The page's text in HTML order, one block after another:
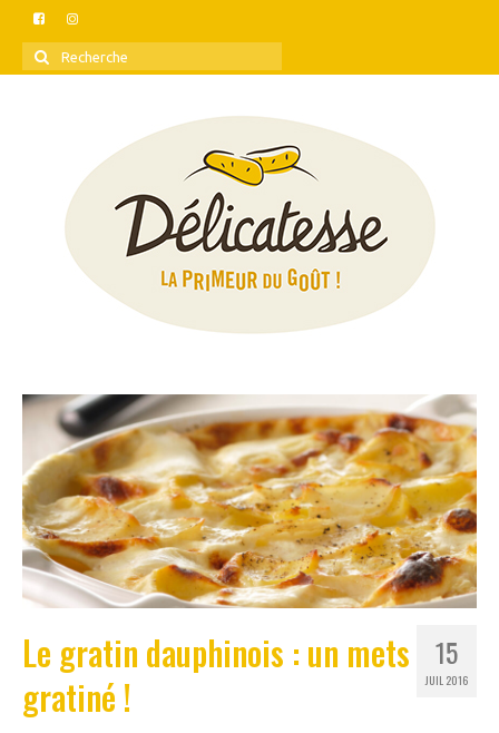
Rechercher
:
15
JUIL 2016
Le gratin dauphinois : un mets
gratiné !